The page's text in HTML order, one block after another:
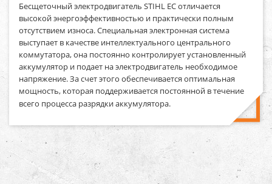
Бесщеточный электродвигатель STIHL EC отличается
высокой энергоэффективностью и практически полным
отсутствием износа. Специальная электронная система
выступает в качестве интеллектуального центрального
коммутатора, она постоянно контролирует установленный
аккумулятор и подает на электродвигатель необходимое
напряжение. За счет этого обеспечивается оптимальная
мощность, которая поддерживается постоянной в течение
всего процесса разрядки аккумулятора.